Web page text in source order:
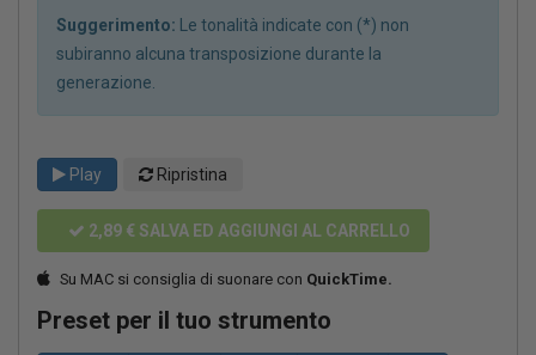
Suggerimento: Le tonalità indicate con (*) non
subiranno alcuna transposizione durante la
generazione.
Play Ripristina
2,89 € SALVA ED AGGIUNGI AL CARRELLO
Su MAC si consiglia di suonare con QuickTime.
Preset per il tuo strumento